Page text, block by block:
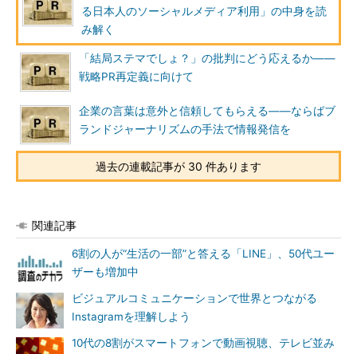
る日本人のソーシャルメディア利用」の中身を読
み解く
「結局ステマでしょ？」の批判にどう応えるか――
戦略PR再定義に向けて
企業の言葉は意外と信頼してもらえる――ならばブ
ランドジャーナリズムの手法で情報発信を
過去の連載記事が 30 件あります
関連記事
6割の人が“生活の一部”と答える「LINE」、50代ユー
ザーも増加中
ビジュアルコミュニケーションで世界とつながる
Instagramを理解しよう
10代の8割がスマートフォンで動画視聴、テレビ並み